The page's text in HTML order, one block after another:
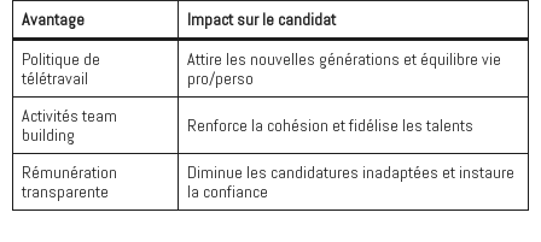
Avantage
Impact sur le candidat
Politique de
télétravail
Attire les nouvelles générations et équilibre vie
pro/perso
Activités team
building
Renforce la cohésion et fidélise les talents
Rémunération
transparente
Diminue les candidatures inadaptées et instaure
la confiance